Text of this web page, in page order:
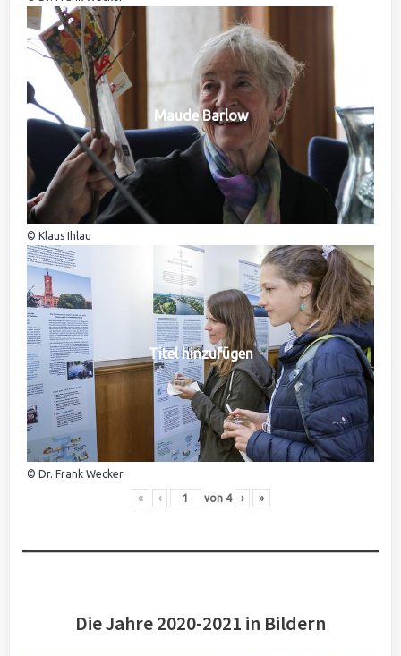
Maude Barlow
© Klaus Ihlau
Titel hinzufügen
© Dr. Frank Wecker
« ‹ von 4 › »
Die Jahre 2020-2021 in Bildern